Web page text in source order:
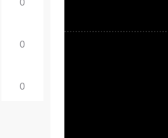
0
0